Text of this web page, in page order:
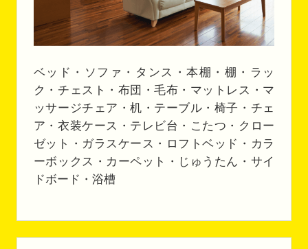
ベッド・ソファ・タンス・本棚・棚・ラッ
ク・チェスト・布団・毛布・マットレス・マ
ッサージチェア・机・テーブル・椅子・チェ
ア・衣装ケース・テレビ台・こたつ・クロー
ゼット・ガラスケース・ロフトベッド・カラ
ーボックス・カーペット・じゅうたん・サイ
ドボード・浴槽